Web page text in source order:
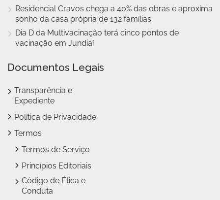
Residencial Cravos chega a 40% das obras e aproxima
sonho da casa própria de 132 famílias
Dia D da Multivacinação terá cinco pontos de
vacinação em Jundiaí
Documentos Legais
Transparência e
Expediente
Política de Privacidade
Termos
Termos de Serviço
Princípios Editoriais
Código de Ética e
Conduta